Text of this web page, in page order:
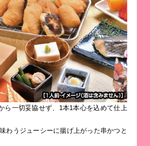
ら一切妥協せず、1本1本心を込めて仕上
わうジューシーに揚げ上がった串かつと